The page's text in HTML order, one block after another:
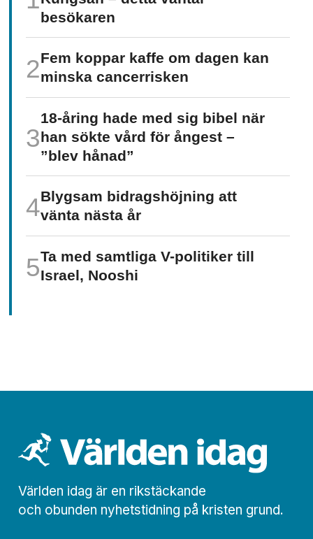
besökaren
Fem koppar kaffe om dagen kan
minska cancer­risken
18-åring hade med sig bibel när
han sökte vård för ångest –
”blev hånad”
Blygsam bidrags­höjning att
vänta nästa år
Ta med samtliga V-politiker till
Israel, Nooshi
Världen idag är en rikstäckande
och obunden nyhets­­­tidning på kristen grund.